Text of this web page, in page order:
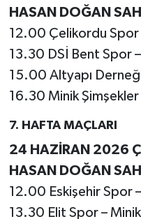
HASAN DOĞAN
12.00 Çelikordu Spor
13.30 DSİ Bent Spor
15.00 Altyapı
16.30 Minik
7. HAFTA MAÇLARI
24 HAZİRAN 2026
HASAN DOĞAN
12.00 Eskişehir Spor
13.30 Elit Spor –